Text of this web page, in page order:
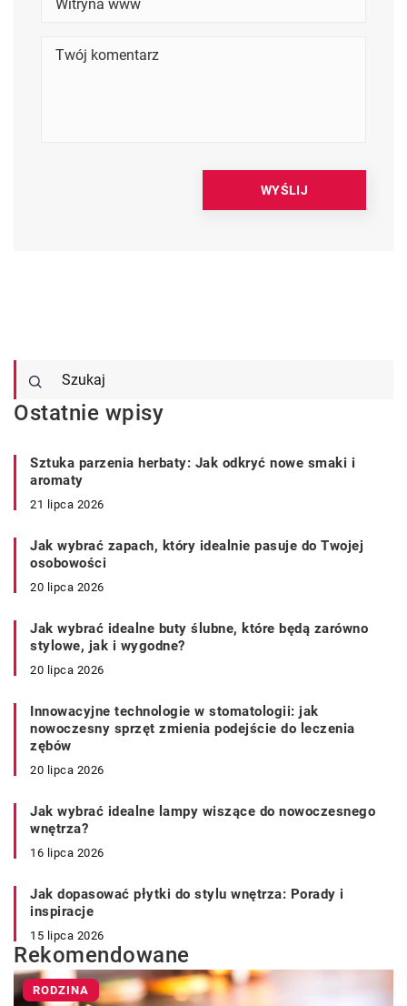
Ostatnie wpisy
Sztuka parzenia herbaty: Jak odkryć nowe smaki i
aromaty
21 lipca 2026
Jak wybrać zapach, który idealnie pasuje do Twojej
osobowości
20 lipca 2026
Jak wybrać idealne buty ślubne, które będą zarówno
stylowe, jak i wygodne?
20 lipca 2026
Innowacyjne technologie w stomatologii: jak
nowoczesny sprzęt zmienia podejście do leczenia
zębów
20 lipca 2026
Jak wybrać idealne lampy wiszące do nowoczesnego
wnętrza?
16 lipca 2026
Jak dopasować płytki do stylu wnętrza: Porady i
inspiracje
15 lipca 2026
Rekomendowane
RODZINA